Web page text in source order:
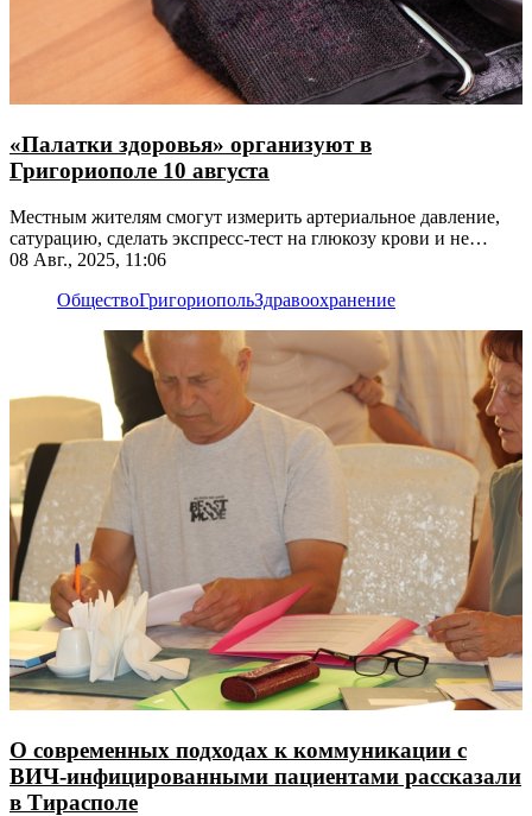
«Палатки здоровья» организуют в
Григориополе 10 августа
Местным жителям смогут измерить артериальное давление,
сатурацию, сделать экспресс-тест на глюкозу крови и не
только
08 Авг., 2025, 11:06
ОбществоГригориопольЗдравоохранение
О современных подходах к коммуникации с
ВИЧ-инфицированными пациентами рассказали
в Тирасполе